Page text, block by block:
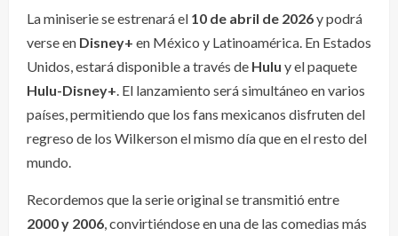
La miniserie se estrenará el 10 de abril de 2026y podrá
verse en Disney+ en México y Latinoamérica. En Estados
Unidos, estará disponible a través de Hulu y el paquete
Hulu-Disney+ . El lanzamiento será simultáneo en varios
países, permitiendo que los fans mexicanos disfruten del
regreso de los Wilkerson el mismo día que en el resto del
mundo.
Recordemos que la serie original se transmitió entre
2000 y 2006 , convirtiéndose en una de las comedias más